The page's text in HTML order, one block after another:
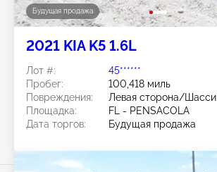
Будущая продажа
2021 KIA K5 1.6L
Лот #:
45******
Пробег:
100,418 миль
Повреждения:
Левая сторона/Шасси
Площадка:
FL - PENSACOLA
Дата торгов:
Будущая продажа